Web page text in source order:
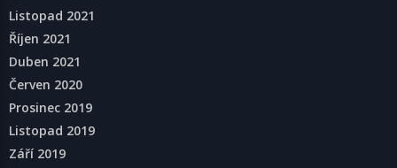
Listopad 2021
Říjen 2021
Duben 2021
Červen 2020
Prosinec 2019
Listopad 2019
Září 2019